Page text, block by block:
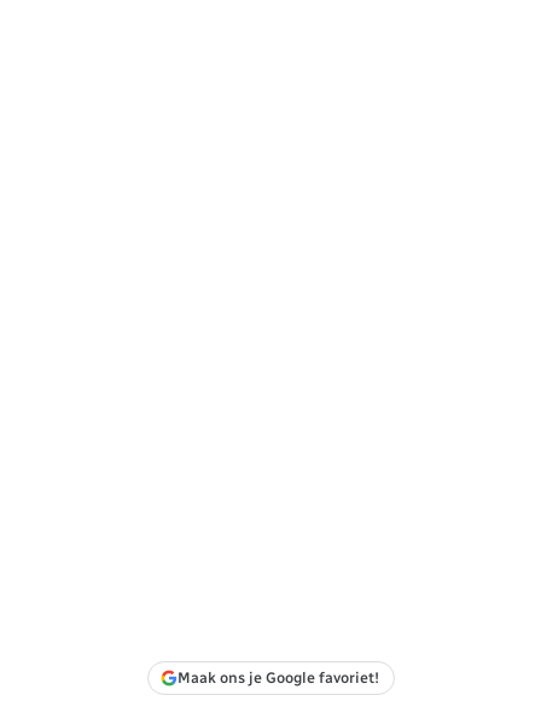
Maak ons je Google favoriet!